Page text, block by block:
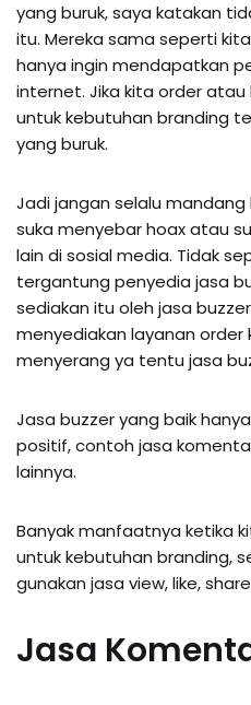
yang buruk, saya katakan
itu. Mereka sama seperti
hanya ingin mendapatkan
internet. Jika kita order
untuk kebutuhan branding
yang buruk.
Jadi jangan selalu mandang
suka menyebar hoax atau
lain di sosial media. Tidak
tergantung penyedia jasa
sediakan itu oleh jasa
menyediakan layanan order
menyerang ya tentu jasa
Jasa buzzer yang baik
positif, contoh jasa
lainnya.
Banyak manfaatnya ketika
untuk kebutuhan branding,
gunakan jasa view, like,
Jasa